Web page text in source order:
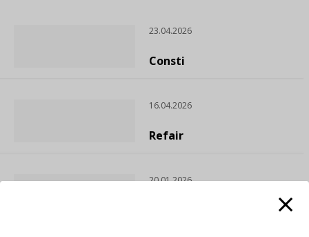
23.04.2026
Consti
16.04.2026
Refair
20.01.2026